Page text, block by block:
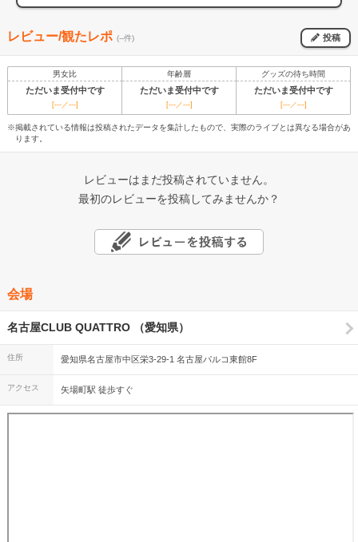
レビュー/観たレポ (--件) 投稿
男女比 年齢層 グッズの待ち時間
ただいま受付中です ただいま受付中です ただいま受付中です
[---／---] [---／---] [---／---]
※掲載されている情報は投稿されたデータを集計したもので、実際のライブとは異なる場合があ
ります。
レビューはまだ投稿されていません。
最初のレビューを投稿してみませんか？
会場
名古屋CLUB QUATTRO （愛知県）
住所 愛知県名古屋市中区栄3-29-1 名古屋パルコ東館8F
アクセス 矢場町駅 徒歩すぐ